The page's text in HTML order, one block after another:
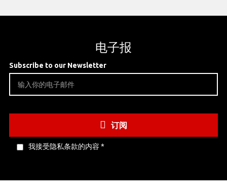
电子报
Subscribe to our Newsletter
订阅
我接受隐私条款的内容 *